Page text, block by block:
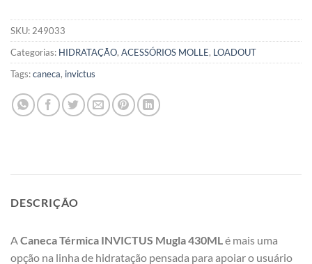
SKU:249033
Categorias: HIDRATAÇÃO, ACESSÓRIOS MOLLE, LOADOUT
Tags:caneca, invictus
DESCRIÇÃO
ACaneca Térmica INVICTUS Mugla 430MLé mais uma
opção na linha de hidratação pensada para apoiar o usuário